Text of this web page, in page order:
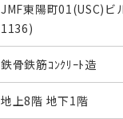
JMF東陽町01(USC)ビ
1136)
鉄骨鉄筋ｺﾝｸﾘｰﾄ造
地上8階 地下1階